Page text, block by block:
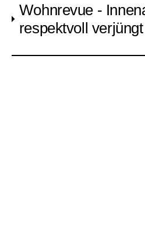
Wohnrevue -
respektvoll verjüngt